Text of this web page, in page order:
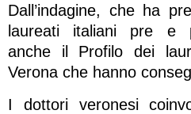
Dall’indagine, che ha
laureati italiani pre e
anche il Profilo dei
Verona che hanno
I dottori veronesi